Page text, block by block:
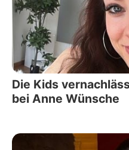
Die Kids
bei Anne Wünsche